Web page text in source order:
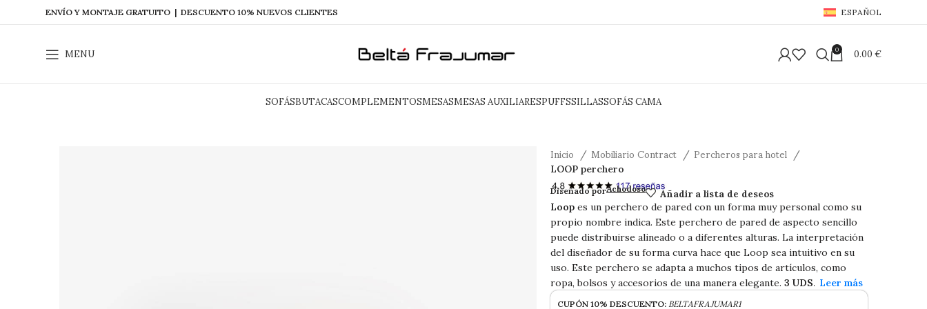
ENVÍO Y MONTAJE GRATUITO | DESCUENTO 10% NUEVOS CLIENTES ESPAÑOL
MENU 0 0.00 €
SOFÁSBUTACASCOMPLEMENTOSMESASMESAS AUXILIARESPUFFSSILLASSOFÁS CAMA
Inicio Mobiliario Contract Percheros para hotel
LOOP perchero
LOOP perchero
Diseñado porAchodoso Añadir a lista de deseos
Loop es un perchero de pared con un forma muy personal como su
propio nombre indica. Este perchero de pared de aspecto sencillo
puede distribuirse alineado o a diferentes alturas. La interpretación
del diseñador de su forma curva hace que Loop sea intuitivo en su
uso. Este perchero se adapta a muchos tipos de artículos, como
ropa, bolsos y accesorios de una manera elegante.3 UDS.
CUPÓN 10% DESCUENTO: BELTAFRAJUMAR1